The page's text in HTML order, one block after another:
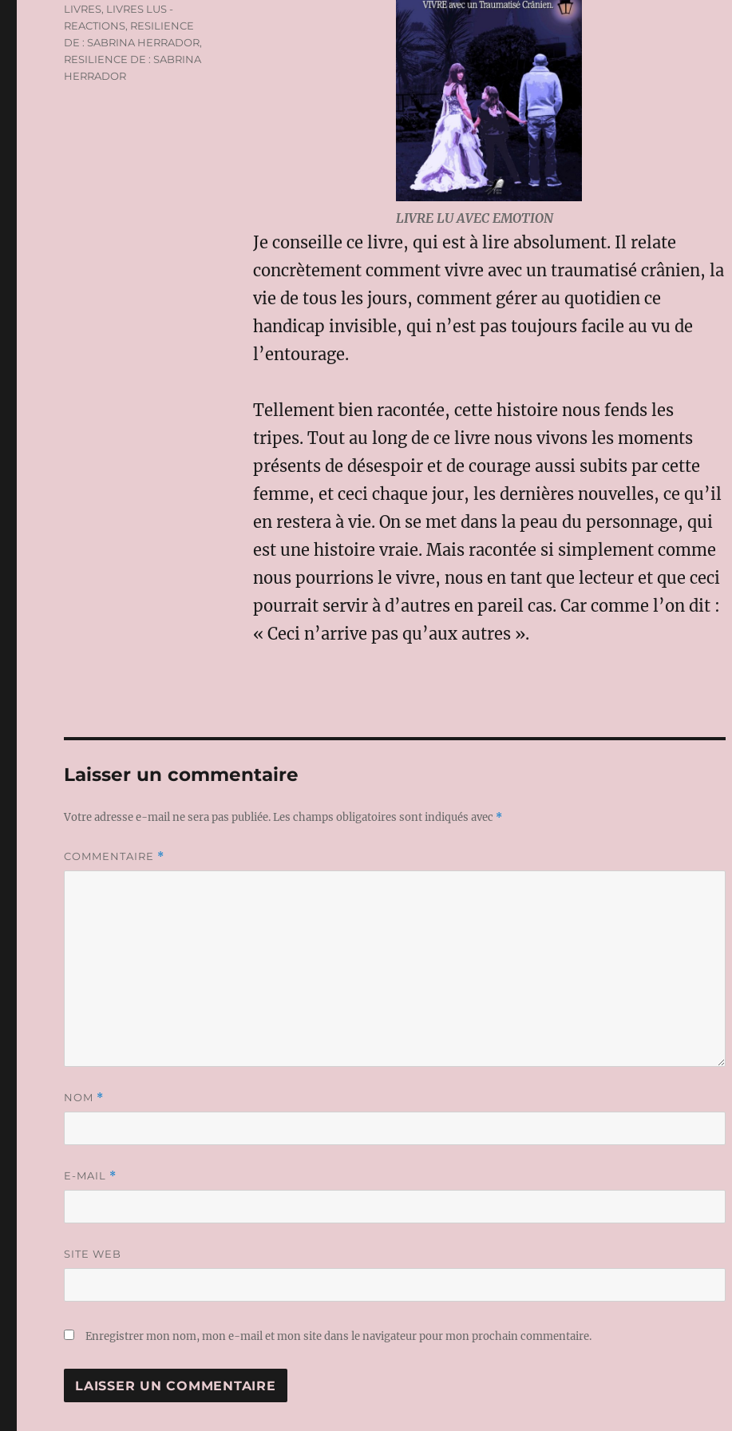
LIVRE LU AVEC EMOTION
Je conseille ce livre, qui est à lire absolument. Il relate
concrètement comment vivre avec un traumatisé crânien, la
vie de tous les jours, comment gérer au quotidien ce
handicap invisible, qui n’est pas toujours facile au vu de
l’entourage.
Tellement bien racontée, cette histoire nous fends les
tripes. Tout au long de ce livre nous vivons les moments
présents de désespoir et de courage aussi subits par cette
femme, et ceci chaque jour, les dernières nouvelles, ce qu’il
en restera à vie. On se met dans la peau du personnage, qui
est une histoire vraie. Mais racontée si simplement comme
nous pourrions le vivre, nous en tant que lecteur et que ceci
pourrait servir à d’autres en pareil cas. Car comme l’on dit :
« Ceci n’arrive pas qu’aux autres ».
LIVRES, LIVRES LUS -
REACTIONS, RESILIENCE
DE : SABRINA HERRADOR,
RESILIENCE DE : SABRINA
HERRADOR
Laisser un commentaire
Votre adresse e-mail ne sera pas publiée.Les champs obligatoires sont indiqués avec *
COMMENTAIRE *
NOM *
E-MAIL *
SITE WEB
Enregistrer mon nom, mon e-mail et mon site dans le navigateur pour mon prochain commentaire.